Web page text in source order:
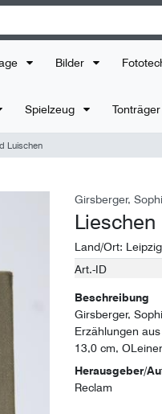
Bilder
Spielzeug Tonträger
Luischen
Girsberger,
Land/Ort: Leipzig
Technisches
Wert
Art.-ID
Beschreibung
Girsberger,
Erzählungen
13,0 cm,
Herausgeber/
Reclam